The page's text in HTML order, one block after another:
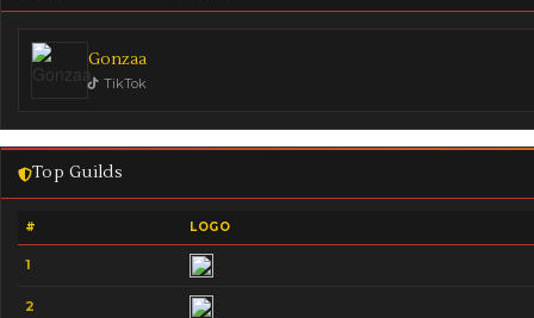
Gonzaa
TikTok
Top Guilds
# LOGO
1
2